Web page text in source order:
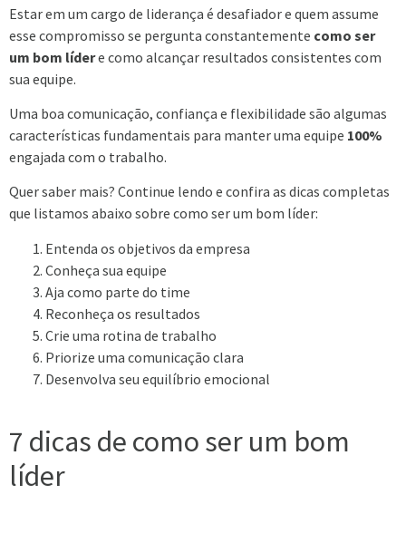
Estar em um cargo de liderança é desafiador e quem assume
esse compromisso se pergunta constantemente como ser
um bom lídere como alcançar resultados consistentes com
sua equipe.
Uma boa comunicação, confiança e flexibilidade são algumas
características fundamentais para manter uma equipe 100%
engajada com o trabalho.
Quer saber mais? Continue lendo e confira as dicas completas
que listamos abaixo sobre como ser um bom líder:
Entenda os objetivos da empresa
Conheça sua equipe
Aja como parte do time
Reconheça os resultados
Crie uma rotina de trabalho
Priorize uma comunicação clara
Desenvolva seu equilíbrio emocional
7 dicas de como ser um bom
líder